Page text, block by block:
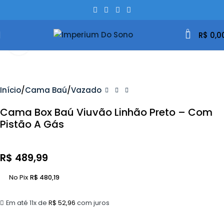
0 R$
Início Cama Baú Vazado
Cama Box Baú Viuvão Linhão Preto – Com
Pistão A Gás
R$ 489,99
Em até 11x de R$ 52,96 com juros
No Pix R$480,19